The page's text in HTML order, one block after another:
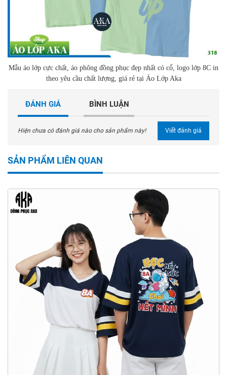
Mẫu áo lớp cực chất, áo phông đồng phục đẹp nhất có cổ, logo lớp 8C in
theo yêu cầu chất lượng, giá rẻ tại Áo Lớp Aka
ĐÁNH GIÁ BÌNH LUẬN
Hiện chưa có đánh giá nào cho sản phẩm này! Viết đánh giá
SẢN PHẨM LIÊN QUAN